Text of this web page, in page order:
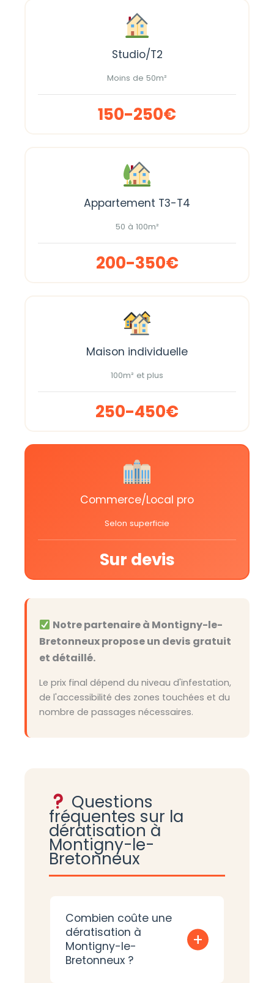
Studio/T2
Moins de 50m²
150-250€
Appartement T3-T4
50 à 100m²
200-350€
Maison individuelle
100m² et plus
250-450€
Commerce/Local pro
Selon superficie
Sur devis
Notre partenaire à Montigny-le-
Bretonneux propose un devis gratuit
et détaillé.
Le prix final dépend du niveau d'infestation,
de l'accessibilité des zones touchées et du
nombre de passages nécessaires.
Questions
fréquentes sur la
dératisation à
Montigny-le-
Bretonneux
Combien coûte une
dératisation à
Montigny-le-
Bretonneux ?
+